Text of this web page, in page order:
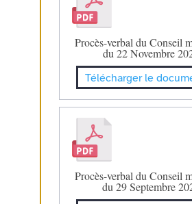
Procès-verbal du Conseil
du 22 Novembre
Télécharger le
Procès-verbal du Conseil
du 29 Septembre